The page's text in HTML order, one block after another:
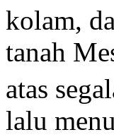
kolam,
tanah
atas
lalu